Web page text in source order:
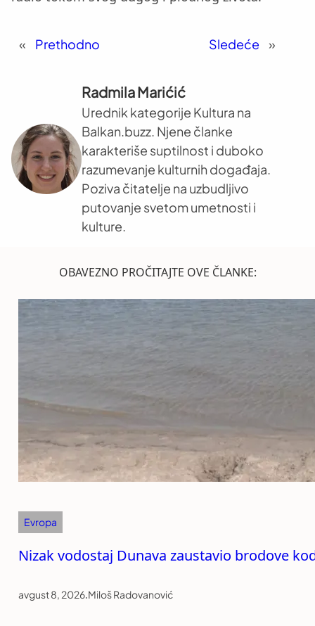
« Prethodno Sledeće »
Radmila Marićić
Urednik kategorije Kultura na
Balkan.buzz. Njene članke
karakteriše suptilnost i duboko
razumevanje kulturnih događaja.
Poziva čitatelje na uzbudljivo
putovanje svetom umetnosti i
kulture.
OBAVEZNO PROČITAJTE OVE ČLANKE:
Evropa
Nizak vodostaj Dunava zaustavio brodove
avgust 8, 2026.Miloš Radovanović